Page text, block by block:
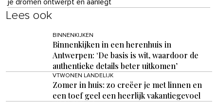
je dromen ontwerpt en aanlegt
Lees ook
BINNENKIJKEN
Binnenkijken in een herenhuis in
Antwerpen: ‘De basis is wit, waardoor de
authentieke details beter uitkomen’
VTWONEN LANDELIJK
Zomer in huis: zo creëer je met linnen en
een toef geel een heerlijk vakantiegevoel